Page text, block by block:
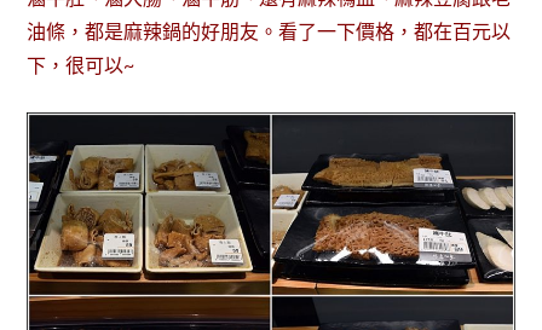
油條，都是麻辣鍋的好朋友。看了一下價格，都在百元以
下，很可以~